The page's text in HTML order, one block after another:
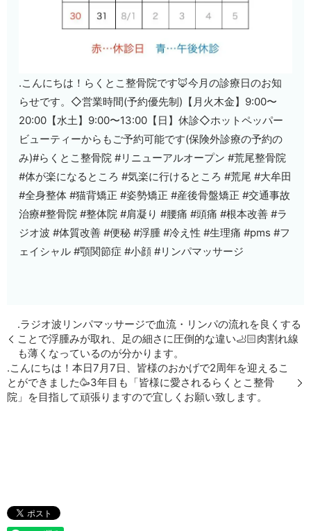
.こんにちは！らくとこ整骨院です🦊今月の診療日のお知
らせです。◇営業時間(予約優先制)【月火木金】9:00〜
20:00【水土】9:00〜13:00【日】休診◇ホットペッパー
ビューティーからもご予約可能です(保険外診療の予約の
み)#らくとこ整骨院 #リニューアルオープン #荒尾整骨院
#体が楽になるところ #気楽に行けるところ #荒尾 #大牟田
#全身整体 #猫背矯正 #姿勢矯正 #産後骨盤矯正 #交通事故
治療#整骨院 #整体院 #肩凝り #腰痛 #頭痛 #根本改善 #ラ
ジオ波 #体質改善 #便秘 #浮腫 #冷え性 #生理痛 #pms #フ
ェイシャル #顎関節症 #小顔 #リンパマッサージ
.ラジオ波リンパマッサージで血流・リンパの流れを良くする
ことで浮腫みが取れ、足の細さに圧倒的な違い🦶🏻肉割れ線
も薄くなっているのが分かります。
.こんにちは！本日7月7日、皆様のおかげで2周年を迎えるこ
とができました🥳3年目も「皆様に愛されるらくとこ整骨
院」を目指して頑張りますので宜しくお願い致します。